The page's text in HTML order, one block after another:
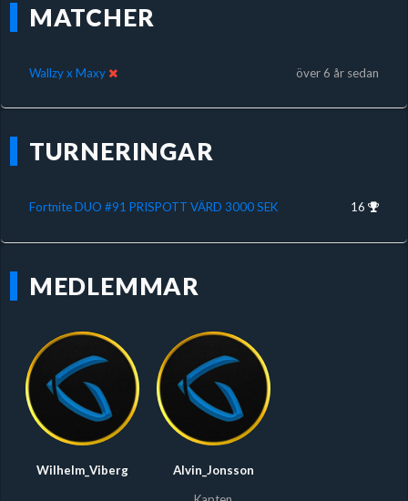
MATCHER
Wallzy x Maxy över 6 år sedan
TURNERINGAR
Fortnite DUO #91 PRISPOTT VÄRD 3000 SEK 16
MEDLEMMAR
Wilhelm_Viberg
Alvin_Jonsson